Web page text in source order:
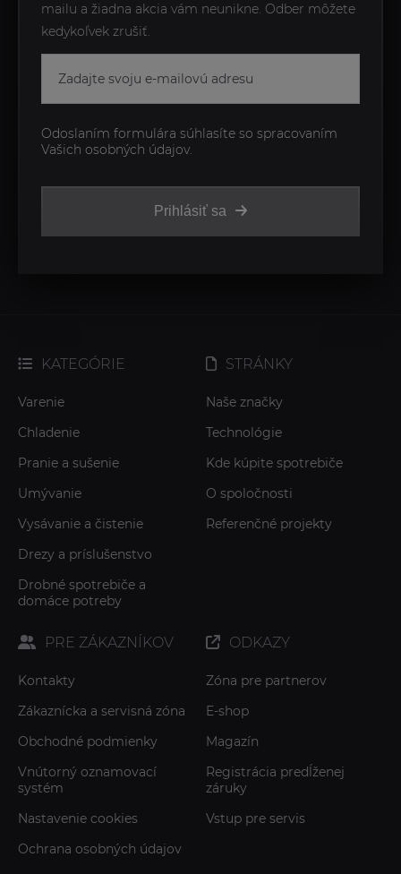
mailu a žiadna akcia vám neunikne. Odber môžete
kedykoľvek zrušiť.
Prihlásiť sa
Odoslaním formulára súhlasíte so spracovaním
Vašich osobných údajov.
KATEGÓRIE
Varenie
Chladenie
Pranie a sušenie
Umývanie
Vysávanie a čistenie
Drezy a príslušenstvo
Drobné spotrebiče a
domáce potreby
STRÁNKY
Naše značky
Technológie
Kde kúpite spotrebiče
O spoločnosti
Referenčné projekty
PRE ZÁKAZNÍKOV
Kontakty
Zákaznícka a servisná zóna
Obchodné podmienky
Vnútorný oznamovací
systém
Nastavenie cookies
Ochrana osobných údajov
ODKAZY
Zóna pre partnerov
E-shop
Magazín
Registrácia predĺženej
záruky
Vstup pre servis